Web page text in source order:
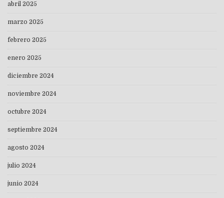
abril 2025
marzo 2025
febrero 2025
enero 2025
diciembre 2024
noviembre 2024
octubre 2024
septiembre 2024
agosto 2024
julio 2024
junio 2024